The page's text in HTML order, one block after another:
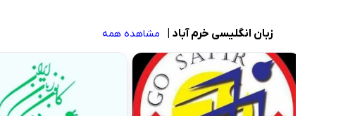
زبان انگلیسی خرم آباد مشاهده همه